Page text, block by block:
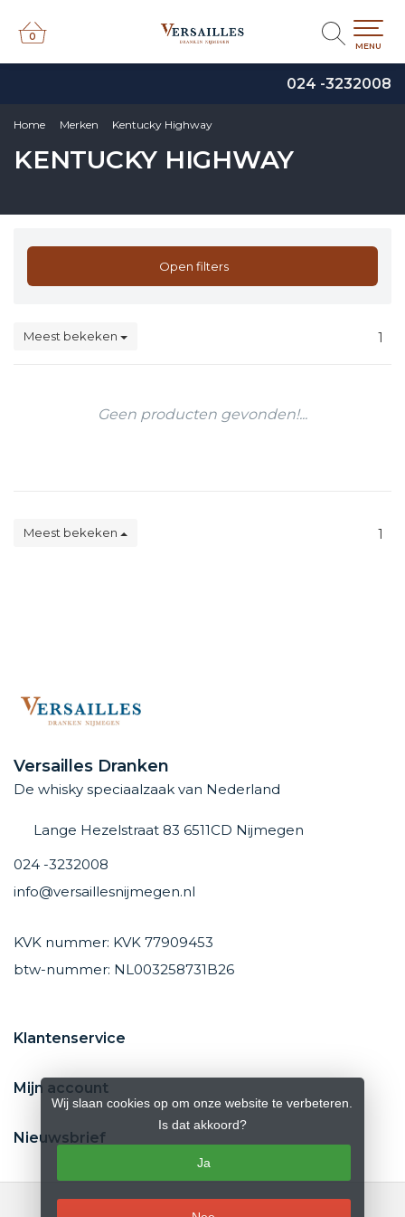
024 -3232008
0
0
MENU
Home Merken Kentucky Highway
KENTUCKY HIGHWAY
Open filters
Meest bekeken 1
Geen producten gevonden!...
Meest bekeken 1
Versailles Dranken
De whisky speciaalzaak van Nederland
Lange Hezelstraat 83 6511CD Nijmegen
024 -3232008
info@versaillesnijmegen.nl
KVK nummer: KVK 77909453
btw-nummer: NL003258731B26
Klantenservice
Mijn account
Nieuwsbrief
Wij slaan cookies op om onze website te verbeteren.
Is dat akkoord?
Ja